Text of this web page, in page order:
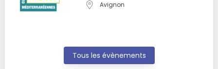
Avignon
Tous les évènements